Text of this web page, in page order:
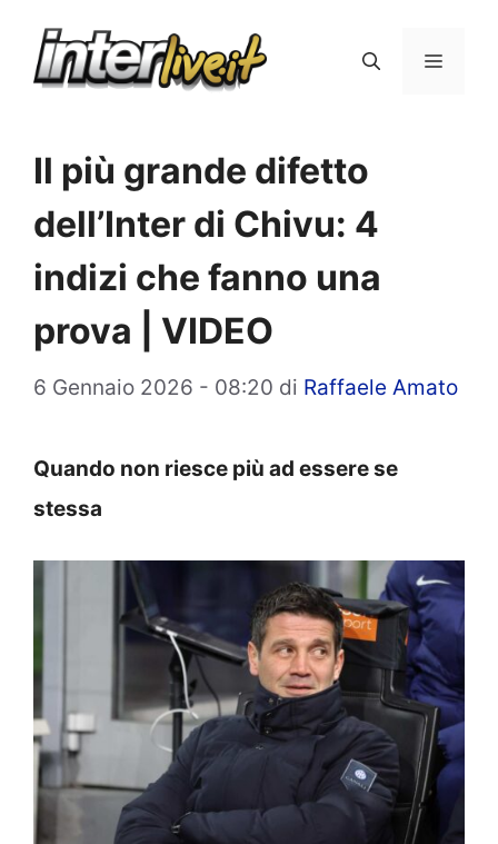
Menu
Il più grande difetto
dell’Inter di Chivu: 4
indizi che fanno una
prova | VIDEO
6 Gennaio 2026 - 08:20 di Raffaele Amato
Quando non riesce più ad essere se
stessa